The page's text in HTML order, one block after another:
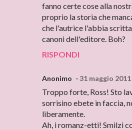
fanno certe cose alla
proprio la storia che
che l'autrice l'abbia
canoni dell'editore. Boh?
RISPONDI
Anonimo 31 maggio
Troppo forte, Ross! Sto
sorrisino ebete in faccia,
liberamente.
Ah, i romanz-etti! Smilzi